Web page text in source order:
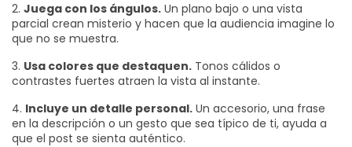
2. Juega con los ángulos. Un plano bajo o una vista
parcial crean misterio y hacen que la audiencia imagine lo
que no se muestra.
3. Usa colores que destaquen. Tonos cálidos o
contrastes fuertes atraen la vista al instante.
4. Incluye un detalle personal. Un accesorio, una frase
en la descripción o un gesto que sea típico de ti, ayuda a
que el post se sienta auténtico.